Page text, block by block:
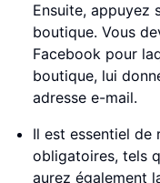
Ensuite, appuyez
boutique. Vous
Facebook pour
boutique, lui
adresse e-mail.
Il est essentiel de
obligatoires, tels
aurez également